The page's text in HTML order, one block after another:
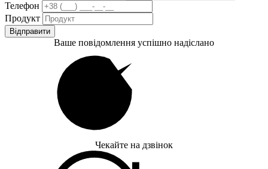
Телефон
Продукт
Відправити
Ваше повідомлення успішно надіслано
Чекайте на дзвінок